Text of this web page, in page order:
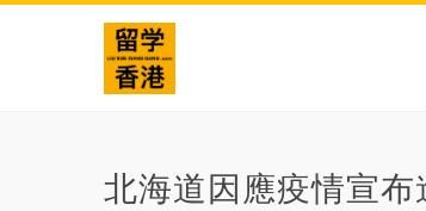
北海道因應疫情宣